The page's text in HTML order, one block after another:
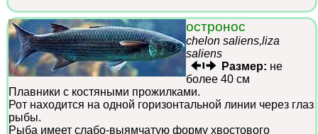
остронос
chelon saliens,liza
saliens
Размер: не
более 40 см
Плавники с костяными прожилками.
Рот находится на одной горизонтальной линии через глаз
рыбы.
Рыба имеет слабо-выямчатую форму хвостового